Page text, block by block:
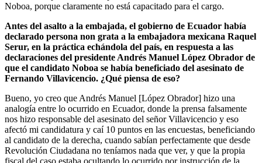
Noboa, porque claramente no está capacitado para el cargo.
Antes del asalto a la embajada, el gobierno de Ecuador había
declarado persona non grata a la embajadora mexicana Raquel
Serur, en la práctica echándola del país, en respuesta a las
declaraciones del presidente Andrés Manuel López Obrador de
que el candidato Noboa se había beneficiado del asesinato de
Fernando Villavicencio. ¿Qué piensa de eso?
Bueno, yo creo que Andrés Manuel [López Obrador] hizo una
analogía entre lo ocurrido en Ecuador, donde la prensa falsamente
nos hizo responsable del asesinato del señor Villavicencio y eso
afectó mi candidatura y caí 10 puntos en las encuestas, beneficiando
al candidato de la derecha, cuando sabían perfectamente que desde
Revolución Ciudadana no teníamos nada que ver, y que la propia
fiscal del caso estaba ocultando lo ocurrido por instrucción de la